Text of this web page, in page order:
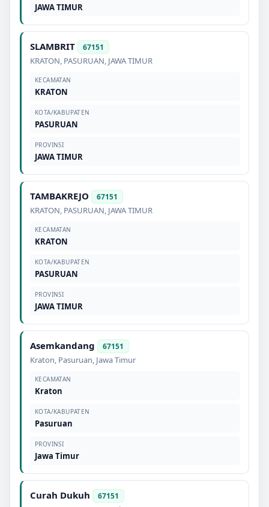
JAWA TIMUR
SLAMBRIT 67151
KRATON, PASURUAN, JAWA TIMUR
KECAMATAN
KRATON
KOTA/KABUPATEN
PASURUAN
PROVINSI
JAWA TIMUR
TAMBAKREJO 67151
KRATON, PASURUAN, JAWA TIMUR
KECAMATAN
KRATON
KOTA/KABUPATEN
PASURUAN
PROVINSI
JAWA TIMUR
Asemkandang 67151
Kraton, Pasuruan, Jawa Timur
KECAMATAN
Kraton
KOTA/KABUPATEN
Pasuruan
PROVINSI
Jawa Timur
Curah Dukuh 67151